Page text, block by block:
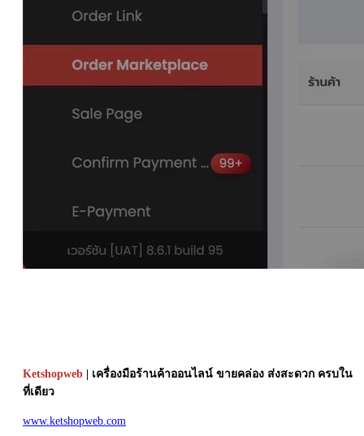
Ketshopweb | เครื่องมือร้านค้าออนไลน์ ขายคล่อง ส่งสะดวก ครบใน
ที่เดียว
www.ketshopweb.com